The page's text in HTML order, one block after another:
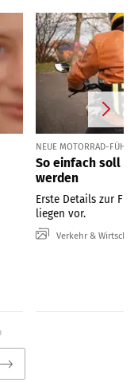
NEUE MOTORRAD-
So einfach soll
werden
Erste Details zur
liegen vor.
Verkehr &